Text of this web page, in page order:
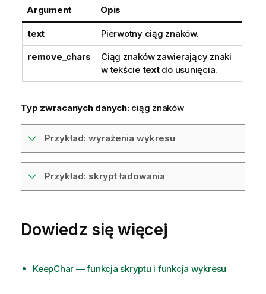
Argument Opis
text Pierwotny ciąg znaków.
remove_chars
Ciąg znaków zawierający znaki
w tekście textdo usunięcia.
Typ zwracanych danych: ciąg znaków
Przykład: wyrażenia wykresu
Przykład: skrypt ładowania
Dowiedz się więcej
KeepChar — funkcja skryptu i funkcja wykresu